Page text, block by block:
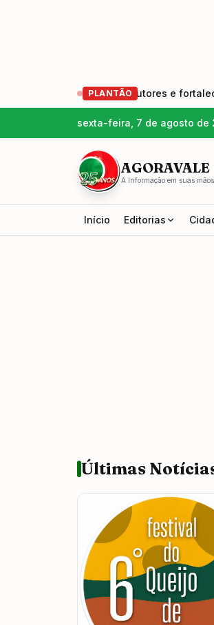
PLANTÃO
geração de produtores e fortalece
sexta-feira, 7 de agosto de
AGORAVALE
A Informação em suas
Início Editorias
Últimas